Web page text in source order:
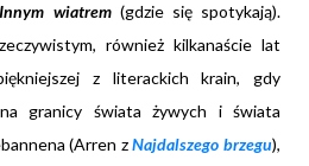
Innym wiatrem(gdzie się spotykają).
również kilkanaście lat
z literackich krain, gdy
granicy świata żywych i świata
(Arren zNajdalszego brzegu),